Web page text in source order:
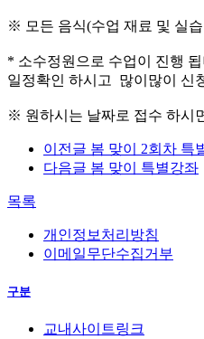
※ 모든 음식(수업 재료 및 실
* 소수정원으로 수업이 진행
일정확인 하시고 많이많이 신
※ 원하시는 날짜로 접수 하시
이전글 봄 맞이 2회차 특
다음글 봄 맞이 특별강좌
목록
개인정보처리방침
이메일무단수집거부
구분
교내사이트링크